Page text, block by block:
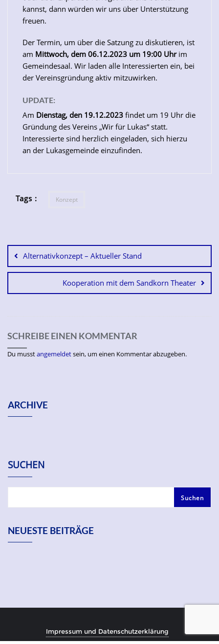
kannst, dann würden wir uns über Unterstützung
freuen.
Der Termin, um über die Satzung zu diskutieren, ist
am Mittwoch, dem 06.12.2023 um 19:00 Uhrim
Gemeindesaal. Wir laden alle Interessierten ein, bei
der Vereinsgründung aktiv mitzuwirken.
UPDATE:
Am Dienstag, den 19.12.2023 findet um 19 Uhr die
Gründung des Vereins „Wir für Lukas“ statt.
Interessierte sind herzlich eingeladen, sich hierzu
an der Lukasgemeinde einzufinden.
Tags : Konzept
Alternativkonzept – Aktueller Stand
Kooperation mit dem Sandkorn Theater
SCHREIBE EINEN KOMMENTAR
Du musstangemeldetsein, um einen Kommentar abzugeben.
ARCHIVE
SUCHEN
Suchen
NEUESTE BEITRÄGE
Impressum und Datenschutzerklärung